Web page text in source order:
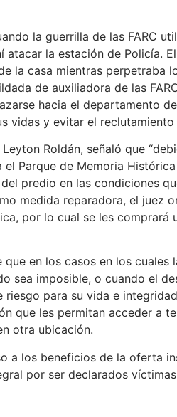
la guerrilla de las FARC
atacar la estación de Policía.
la casa mientras perpetraba
de auxiliadora de las
hacia el departamento
vidas y evitar el reclutamiento
Roldán, señaló que
Parque de Memoria
predio en las condiciones
medida reparadora, el juez
por lo cual se les comprará
en los casos en los cuales
sea imposible, o cuando el
para su vida e
que les permitan acceder a
otra ubicación.
a los beneficios de la oferta
por ser declarados